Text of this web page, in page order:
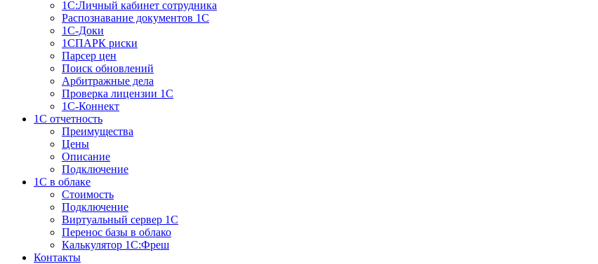
1С:Личный кабинет сотрудника
Распознавание документов 1С
1С-Доки
1CПАРК риски
Парсер цен
Поиск обновлений
Арбитражные дела
Проверка лицензии 1С
1С-Коннект
1C отчетность
Преимущества
Цены
Описание
Подключение
1С в облаке
Стоимость
Подключение
Виртуальный сервер 1С
Перенос базы в облако
Калькулятор 1С:Фреш
Контакты